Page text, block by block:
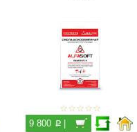
9 800 p|